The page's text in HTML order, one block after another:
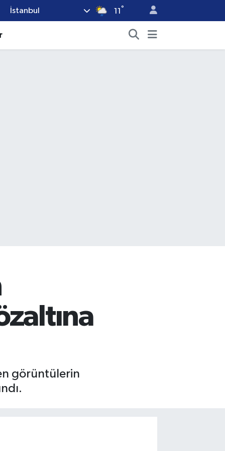
İstanbul 11 °
görüntülerin